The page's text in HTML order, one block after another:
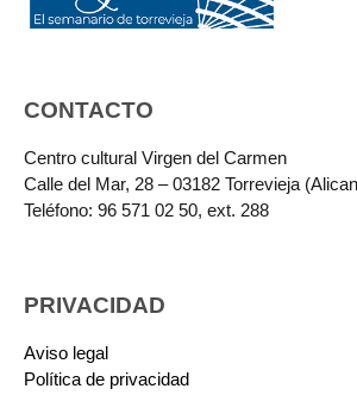
CONTACTO
Centro cultural Virgen del Carmen
Calle del Mar, 28 – 03182 Torrevieja
Teléfono: 96 571 02 50, ext. 288
PRIVACIDAD
Aviso legal
Política de privacidad